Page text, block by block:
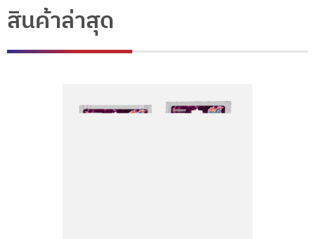
สินค้าล่าสุด